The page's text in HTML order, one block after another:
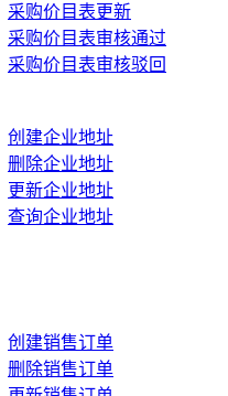
采购价目表更新
采购价目表审核通过
采购价目表审核驳回
创建企业地址
删除企业地址
更新企业地址
查询企业地址
创建销售订单
删除销售订单